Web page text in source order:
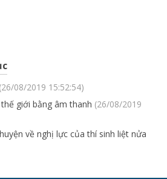
(26/08/2019 15:52:54)
giới bằng âm thanh (26/08/2019
về nghị lực của thí sinh liệt nửa